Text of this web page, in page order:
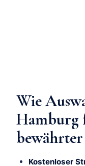
Wie
Hamburg
bewährter
Kostenloser